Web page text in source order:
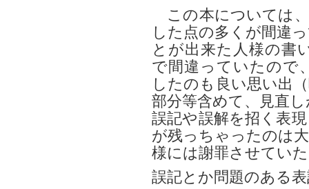
この本については
した点の多くが間違
とが出来た人様の書
で間違っていたので
したのも良い思い出
部分等含めて、見直
誤記や誤解を招く表
が残っちゃったのは
様には謝罪させてい
誤記とか問題のある